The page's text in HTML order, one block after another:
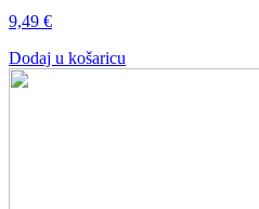
9,49 €
Dodaj u košaricu